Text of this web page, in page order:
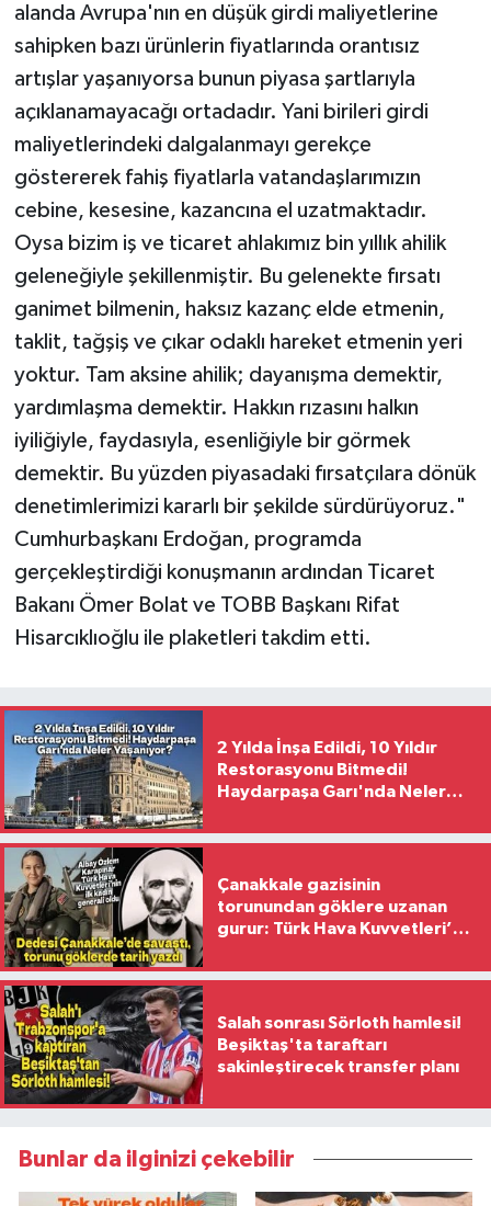
alanda Avrupa'nın en düşük girdi maliyetlerine
sahipken bazı ürünlerin fiyatlarında orantısız
artışlar yaşanıyorsa bunun piyasa şartlarıyla
açıklanamayacağı ortadadır. Yani birileri girdi
maliyetlerindeki dalgalanmayı gerekçe
göstererek fahiş fiyatlarla vatandaşlarımızın
cebine, kesesine, kazancına el uzatmaktadır.
Oysa bizim iş ve ticaret ahlakımız bin yıllık ahilik
geleneğiyle şekillenmiştir. Bu gelenekte fırsatı
ganimet bilmenin, haksız kazanç elde etmenin,
taklit, tağşiş ve çıkar odaklı hareket etmenin yeri
yoktur. Tam aksine ahilik; dayanışma demektir,
yardımlaşma demektir. Hakkın rızasını halkın
iyiliğiyle, faydasıyla, esenliğiyle bir görmek
demektir. Bu yüzden piyasadaki fırsatçılara dönük
denetimlerimizi kararlı bir şekilde sürdürüyoruz."
Cumhurbaşkanı Erdoğan, programda
gerçekleştirdiği konuşmanın ardından Ticaret
Bakanı Ömer Bolat ve TOBB Başkanı Rifat
Hisarcıklıoğlu ile plaketleri takdim etti.
2 Yılda İnşa Edildi, 10 Yıldır
Restorasyonu Bitmedi!
Haydarpaşa Garı'nda Neler
Çanakkale gazisinin
torunundan göklere uzanan
gurur: Türk Hava Kuvvetleri’nin
Salah sonrası Sörloth hamlesi!
Beşiktaş'ta taraftarı
sakinleştirecek transfer planı
Bunlar da ilginizi çekebilir